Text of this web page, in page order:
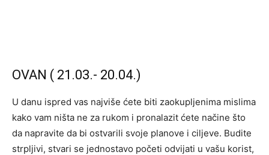
OVAN ( 21.03.- 20.04.)
U danu ispred vas najviše ćete biti zaokupljenima mislima
kako vam ništa ne za rukom i pronalazit ćete načine što
da napravite da bi ostvarili svoje planove i ciljeve. Budite
strpljivi, stvari se jednostavo početi odvijati u vašu korist,